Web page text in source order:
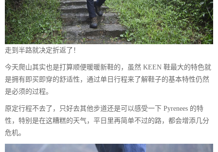
走到半路就决定折返了！
今天爬山其实也是打算顺便暖暖新鞋的，虽然 KEEN 鞋最大的特色就
是拥有即买即穿的舒适性，通过单日行程来了解鞋子的基本特性仍然
是必须的过程。
原定行程不去了，只好去其他步道还是可以感受一下 Pyrenees 的特
性，特别是在这糟糕的天气，平日里再简单不过的路，都会增添几分
危机。